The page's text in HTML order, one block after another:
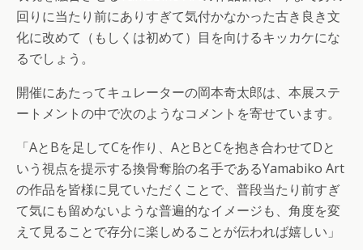
回りに当たり前にありすぎて気付かなかった古き良き文
化に改めて（もしくは初めて）目を向けるキッカケにな
るでしょう。
開催にあたってキュレーターの岡本奇太郎は、本展ステ
ートメントの中で次のようなコメントを寄せています。
「AとBを足してCを作り、AとBとCを抱き合わせてDと
いう視点を提示する換骨奪胎の名手であるYamabiko Art
の作品を皆様に見ていただくことで、普段当たり前すぎ
て気にも留めないような普遍的なイメージも、角度を変
えて見ることで存分に楽しめることが伝われば嬉しい」